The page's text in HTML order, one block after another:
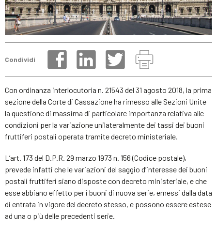
Condividi
Con ordinanza interlocutoria n. 21543 del 31 agosto 2018, la prima
sezione della Corte di Cassazione ha rimesso alle Sezioni Unite
la questione di massima di particolare importanza relativa alle
condizioni per la variazione unilateralmente dei tassi dei buoni
fruttiferi postali operata tramite decreto ministeriale.
L’art. 173 del D.P.R. 29 marzo 1973 n. 156 (Codice postale),
prevede infatti che le variazioni del saggio d’interesse dei buoni
postali fruttiferi siano disposte con decreto ministeriale, e che
esse abbiano effetto per i buoni di nuova serie, emessi dalla data
di entrata in vigore del decreto stesso, e possono essere estese
ad una o più delle precedenti serie.